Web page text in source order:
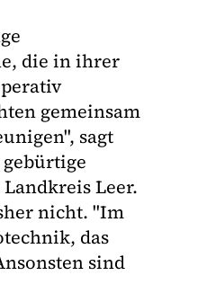
die in ihrer
gemeinsam
sagt
Leer.
nicht. "Im
das
sind